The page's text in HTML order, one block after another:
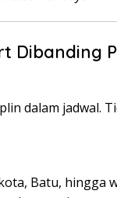
Dibanding
dalam jadwal.
Batu, hingga